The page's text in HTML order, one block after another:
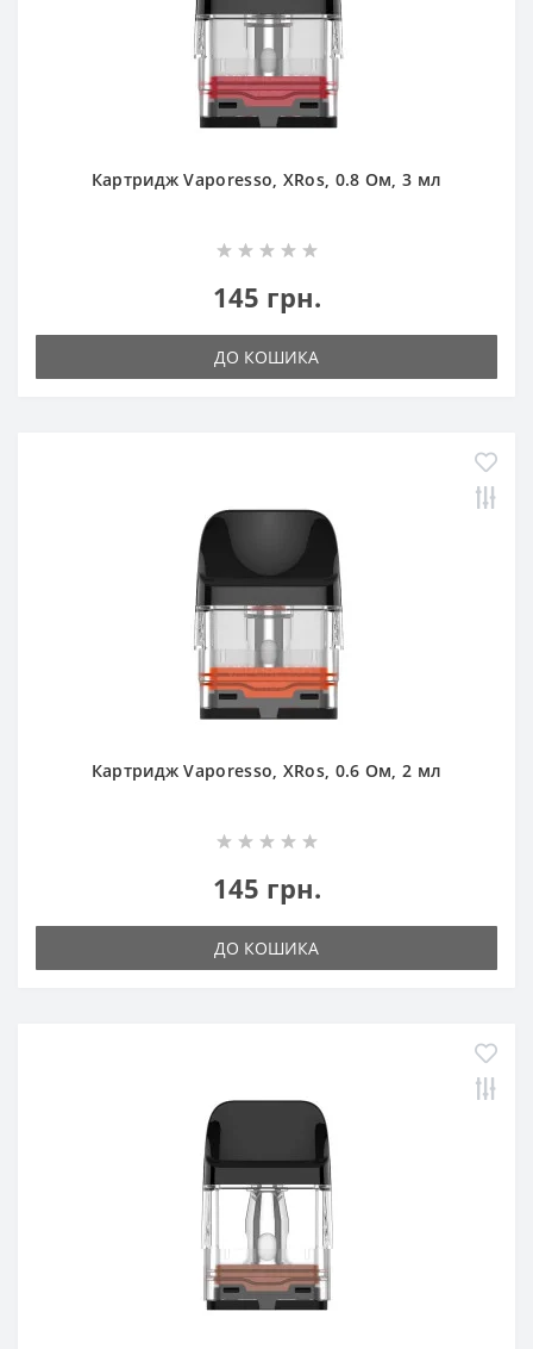
Картридж Vaporesso, XRos, 0.8 Ом, 3 мл
145 грн.
ДО КОШИКА
Картридж Vaporesso, XRos, 0.6 Ом, 2 мл
145 грн.
ДО КОШИКА